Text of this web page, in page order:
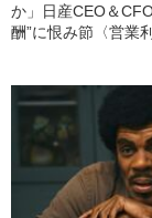
か」日産CEO＆
酬”に恨み節〈営業